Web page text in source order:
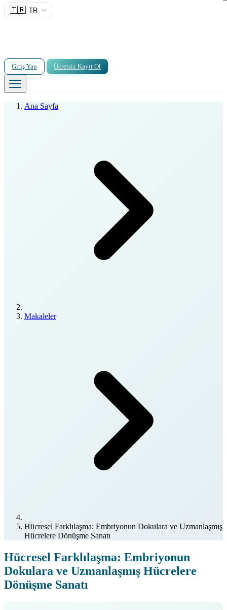
🇹🇷 TR
Giriş Yap Ücretsiz Kayıt Ol
Ana Sayfa
Makaleler
Hücresel Farklılaşma: Embriyonun Dokulara ve Uzmanlaşmış
Hücrelere Dönüşme Sanatı
Hücresel Farklılaşma: Embriyonun
Dokulara ve Uzmanlaşmış Hücrelere
Dönüşme Sanatı